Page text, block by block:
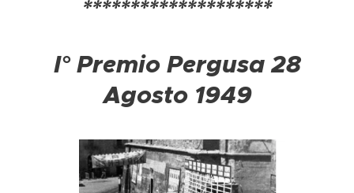
********************
I° Premio Pergusa 28
Agosto 1949